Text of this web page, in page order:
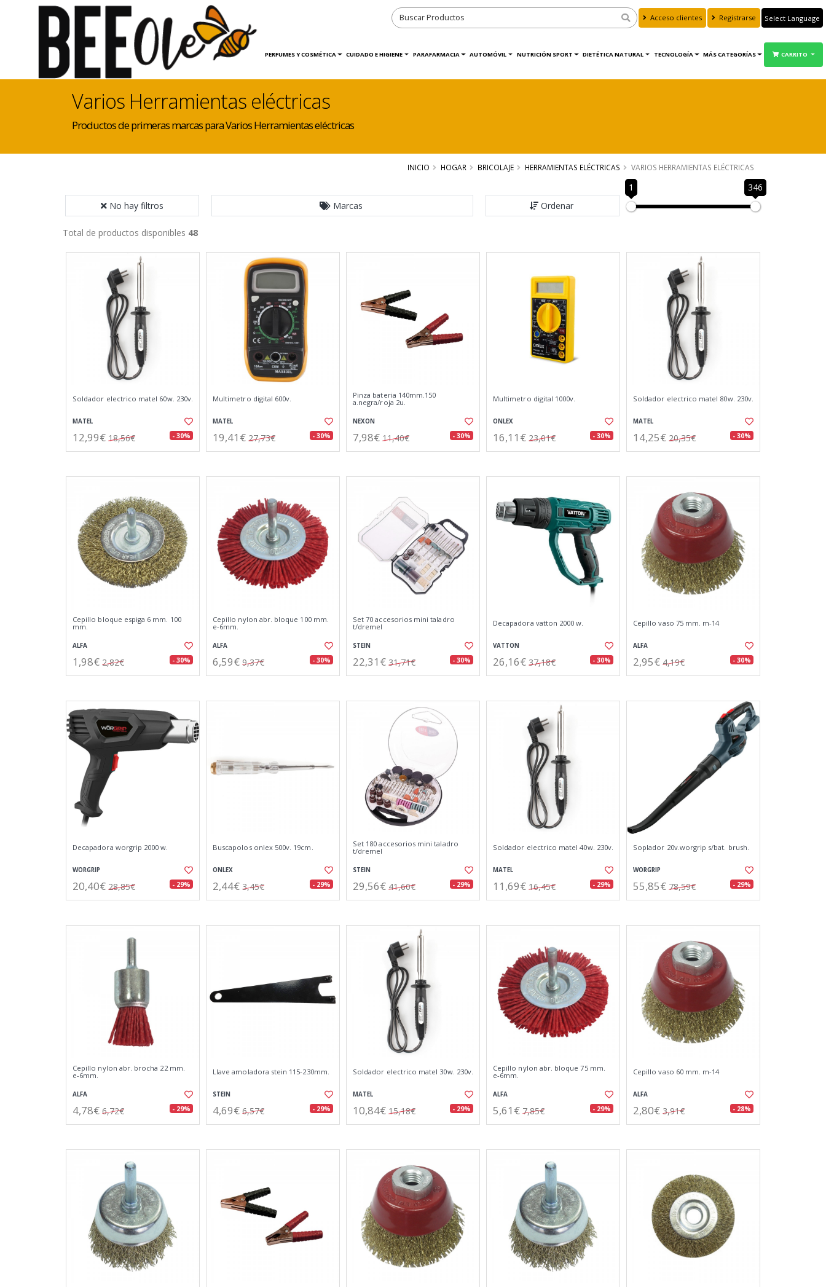
Acceso clientes Registrarse
Translate
INICIO HOGAR PERFUMES Y COSMÉTICA CUIDADO E HIGIENE PARAFARMACIA AUTOMÓVIL NUTRICIÓN SPORT DIETÉTICA NATURAL TECNOLOGÍA MÁS CATEGORÍAS CARRITO
Varios Herramientas eléctricas
Productos de primeras marcas para Varios Herramientas eléctricas
INICIO HOGAR BRICOLAJE HERRAMIENTAS ELÉCTRICAS VARIOS HERRAMIENTAS ELÉCTRICAS
No hay filtros Marcas Ordenar
1 346
Total de productos disponibles 48
Soldador electrico matel 60w. 230v.
MATEL
12,99€ 18,56€ - 30%
Multimetro digital 600v.
MATEL
19,41€ 27,73€ - 30%
Pinza bateria 140mm.150
a.negra/roja 2u.
NEXON
7,98€ 11,40€ - 30%
Multimetro digital 1000v.
ONLEX
16,11€ 23,01€ - 30%
Soldador electrico matel 80w. 230v.
MATEL
14,25€ 20,35€ - 30%
Cepillo bloque espiga 6 mm. 100
mm.
ALFA
1,98€ 2,82€ - 30%
Cepillo nylon abr. bloque 100 mm.
e-6mm.
ALFA
6,59€ 9,37€ - 30%
Set 70 accesorios mini taladro
t/dremel
STEIN
22,31€ 31,71€ - 30%
Decapadora vatton 2000 w.
VATTON
26,16€ 37,18€ - 30%
Cepillo vaso 75 mm. m-14
ALFA
2,95€ 4,19€ - 30%
Decapadora worgrip 2000 w.
WORGRIP
20,40€ 28,85€ - 29%
Buscapolos onlex 500v. 19cm.
ONLEX
2,44€ 3,45€ - 29%
Set 180 accesorios mini taladro
t/dremel
STEIN
29,56€ 41,60€ - 29%
Soldador electrico matel 40w. 230v.
MATEL
11,69€ 16,45€ - 29%
Soplador 20v.worgrip s/bat. brush.
WORGRIP
55,85€ 78,59€ - 29%
Cepillo nylon abr. brocha 22 mm.
e-6mm.
ALFA
4,78€ 6,72€ - 29%
Llave amoladora stein 115-230mm.
STEIN
4,69€ 6,57€ - 29%
Soldador electrico matel 30w. 230v.
MATEL
10,84€ 15,18€ - 29%
Cepillo nylon abr. bloque 75 mm.
e-6mm.
ALFA
5,61€ 7,85€ - 29%
Cepillo vaso 60 mm. m-14
ALFA
2,80€ 3,91€ - 28%